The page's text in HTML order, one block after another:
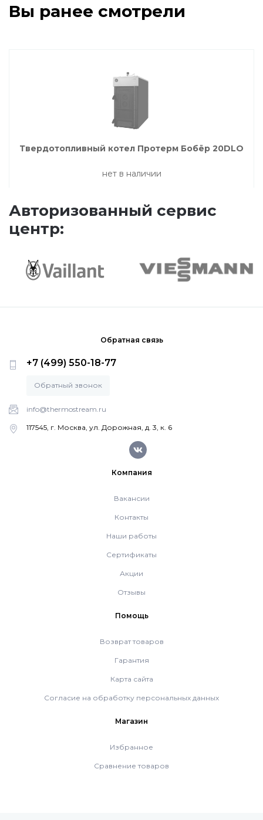
Вы ранее смотрели
Твердотопливный котел Протерм Бобёр 20DLO
нет в наличии
Авторизованный сервис
центр:
Обратная связь
+7 (499) 550-18-77
Обратный звонок
info@thermostream.ru
117545, г. Москва, ул. Дорожная, д. 3, к. 6
Компания
Вакансии
Контакты
Наши работы
Сертификаты
Акции
Отзывы
Помощь
Возврат товаров
Гарантия
Карта сайта
Согласие на обработку персональных данных
Магазин
Избранное
Сравнение товаров